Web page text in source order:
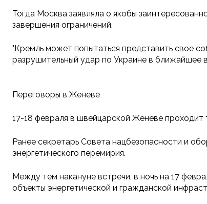
Тогда Москва заявляла о якобы
завершения ограничений.
"Кремль может попытаться представить свое
разрушительный удар по Украине в ближайшее
Переговоры в Женеве
17-18 февраля в швейцарской Женеве
Ранее секретарь Совета нацбезопасности и
энергетического перемирия.
Между тем накануне встречи, в ночь на 17
объекты энергетической и гражданской